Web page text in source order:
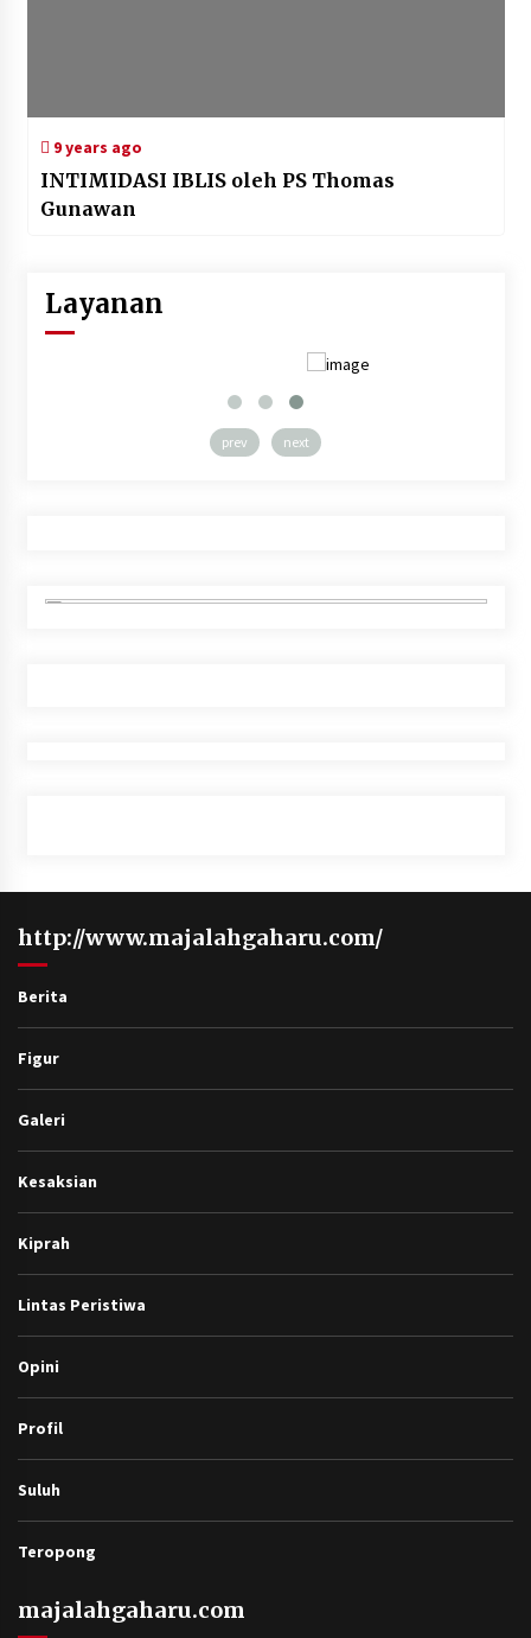
9 years ago
INTIMIDASI IBLIS oleh PS Thomas
Gunawan
Layanan
prev next
http://www.majalahgaharu.com/
Kesaksian